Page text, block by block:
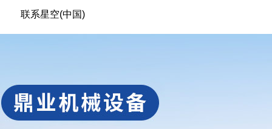
联系星空(中国)